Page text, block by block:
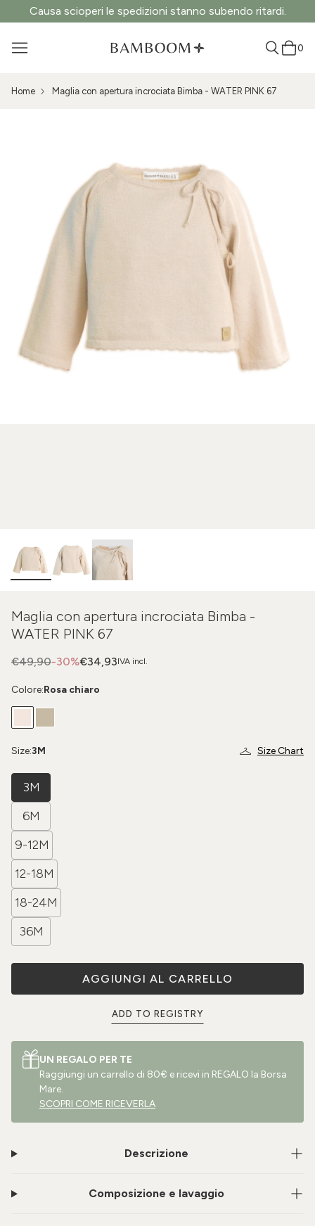
Causa scioperi le spedizioni stanno subendo ritardi.
0
Home Maglia con apertura incrociata Bimba - WATER PINK 67
Maglia con apertura incrociata Bimba -
WATER PINK 67
IVA incl.
-30%
€49,90 €34,93
Colore:Rosa chiaro
Size Chart
Size:3M
3M
6M
9-12M
12-18M
18-24M
36M
AGGIUNGI AL CARRELLO
ADD TO REGISTRY
UN REGALO PER TE
Raggiungi un carrello di 80€ e ricevi in REGALO la Borsa
Mare.
SCOPRI COME RICEVERLA
Descrizione
Composizione e lavaggio